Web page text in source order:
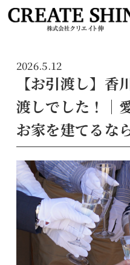
2026.5.12
【お引渡し】香
渡しでした！｜
お家を建てるな